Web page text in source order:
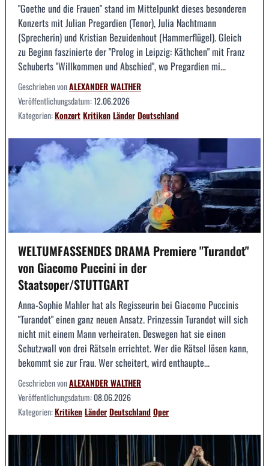
"Goethe und die Frauen" stand im Mittelpunkt dieses besonderen
Konzerts mit Julian Pregardien (Tenor), Julia Nachtmann
(Sprecherin) und Kristian Bezuidenhout (Hammerflügel). Gleich
zu Beginn faszinierte der "Prolog in Leipzig: Käthchen" mit Franz
Schuberts "Willkommen und Abschied", wo Pregardien mi...
Geschrieben vonALEXANDER WALTHER
Veröffentlichungsdatum:12.06.2026
Kategorien:KonzertKritikenLänderDeutschland
WELTUMFASSENDES DRAMA Premiere "Turandot"
von Giacomo Puccini in der
Staatsoper/STUTTGART
Anna-Sophie Mahler hat als Regisseurin bei Giacomo Puccinis
"Turandot" einen ganz neuen Ansatz. Prinzessin Turandot will sich
nicht mit einem Mann verheiraten. Deswegen hat sie einen
Schutzwall von drei Rätseln errichtet. Wer die Rätsel lösen kann,
bekommt sie zur Frau. Wer scheitert, wird enthaupte...
Geschrieben vonALEXANDER WALTHER
Veröffentlichungsdatum:08.06.2026
Kategorien:KritikenLänderDeutschlandOper